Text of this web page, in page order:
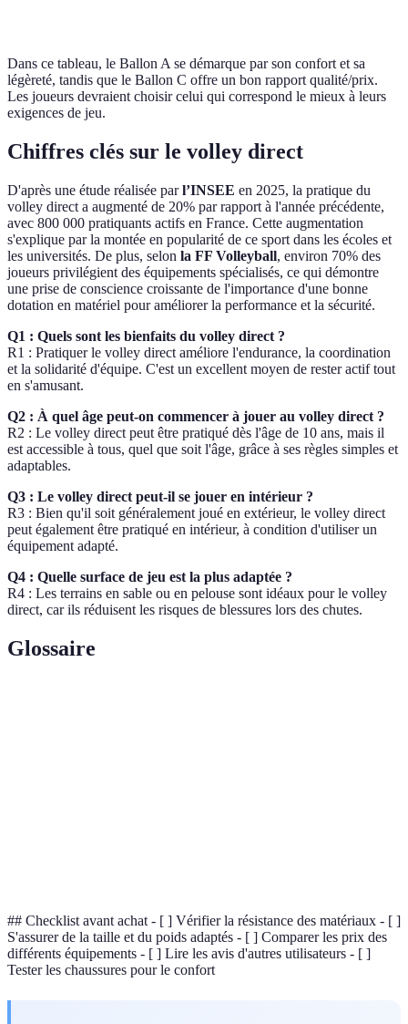
Dans ce tableau, le Ballon A se démarque par son confort et sa
légèreté, tandis que le Ballon C offre un bon rapport qualité/prix.
Les joueurs devraient choisir celui qui correspond le mieux à leurs
exigences de jeu.
Chiffres clés sur le volley direct
D'après une étude réalisée parl’INSEE en 2025, la pratique du
volley direct a augmenté de 20% par rapport à l'année précédente,
avec 800 000 pratiquants actifs en France. Cette augmentation
s'explique par la montée en popularité de ce sport dans les écoles et
les universités. De plus, selon la FF Volleyball, environ 70% des
joueurs privilégient des équipements spécialisés, ce qui démontre
une prise de conscience croissante de l'importance d'une bonne
dotation en matériel pour améliorer la performance et la sécurité.
Q1 : Quels sont les bienfaits du volley direct ?
R1 : Pratiquer le volley direct améliore l'endurance, la coordination
et la solidarité d'équipe. C'est un excellent moyen de rester actif tout
en s'amusant.
Q2 : À quel âge peut-on commencer à jouer au volley direct ?
R2 : Le volley direct peut être pratiqué dès l'âge de 10 ans, mais il
est accessible à tous, quel que soit l'âge, grâce à ses règles simples et
adaptables.
Q3 : Le volley direct peut-il se jouer en intérieur ?
R3 : Bien qu'il soit généralement joué en extérieur, le volley direct
peut également être pratiqué en intérieur, à condition d'utiliser un
équipement adapté.
Q4 : Quelle surface de jeu est la plus adaptée ?
R4 : Les terrains en sable ou en pelouse sont idéaux pour le volley
direct, car ils réduisent les risques de blessures lors des chutes.
Glossaire
## Checklist avant achat - [ ] Vérifier la résistance des matériaux - [ ]
S'assurer de la taille et du poids adaptés - [ ] Comparer les prix des
différents équipements - [ ] Lire les avis d'autres utilisateurs - [ ]
Tester les chaussures pour le confort